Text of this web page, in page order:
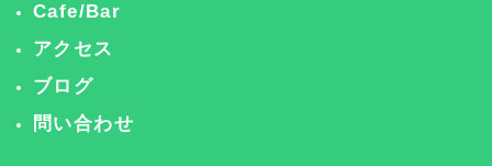
Cafe/Bar
アクセス
ブログ
問い合わせ